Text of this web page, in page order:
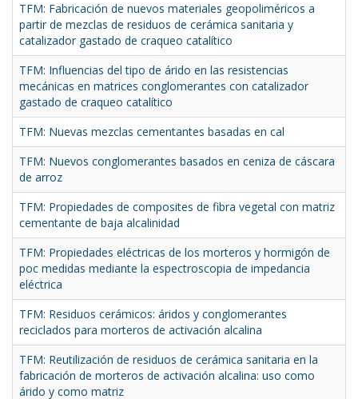
TFM: Fabricación de nuevos materiales geopoliméricos a
partir de mezclas de residuos de cerámica sanitaria y
catalizador gastado de craqueo catalítico
TFM: Influencias del tipo de árido en las resistencias
mecánicas en matrices conglomerantes con catalizador
gastado de craqueo catalítico
TFM: Nuevas mezclas cementantes basadas en cal
TFM: Nuevos conglomerantes basados en ceniza de cáscara
de arroz
TFM: Propiedades de composites de fibra vegetal con matriz
cementante de baja alcalinidad
TFM: Propiedades eléctricas de los morteros y hormigón de
poc medidas mediante la espectroscopia de impedancia
eléctrica
TFM: Residuos cerámicos: áridos y conglomerantes
reciclados para morteros de activación alcalina
TFM: Reutilización de residuos de cerámica sanitaria en la
fabricación de morteros de activación alcalina: uso como
árido y como matriz